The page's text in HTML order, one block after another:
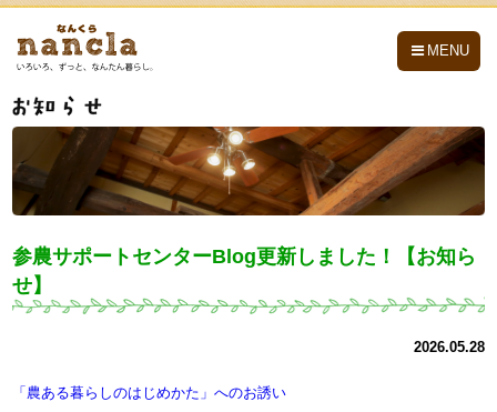
MENU
参農サポートセンターBlog更新しました！【お知ら
せ】
2026.05.28
「農ある暮らしのはじめかた」へのお誘い